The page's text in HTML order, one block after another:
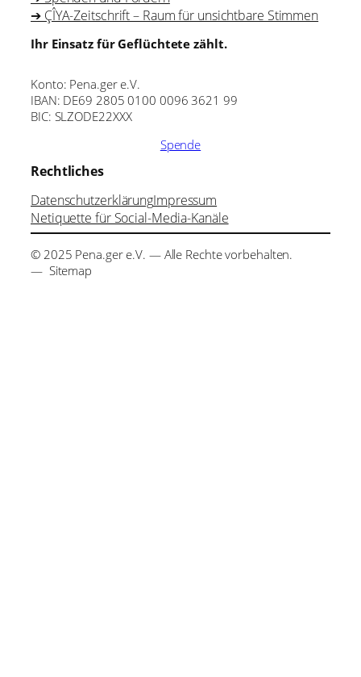
➔ ÇÎYA-Zeitschrift – Raum für unsichtbare Stimmen
Ihr Einsatz für Geflüchtete zählt.
Konto: Pena.ger e.V.
IBAN: DE69 2805 0100 0096 3621 99
BIC: SLZODE22XXX
Spende
Rechtliches
DatenschutzerklärungImpressum
Netiquette für Social-Media-Kanäle
© 2025 Pena.ger e.V. — Alle Rechte vorbehalten.
— Sitemap